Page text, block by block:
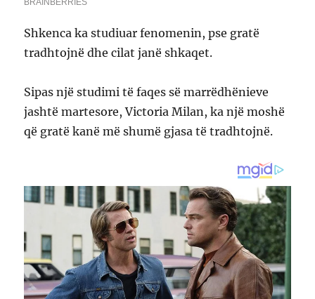
Shkenca ka studiuar fenomenin, pse gratë
tradhtojnë dhe cilat janë shkaqet.
Sipas një studimi të faqes së marrëdhënieve
jashtë martesore, Victoria Milan, ka një moshë
që gratë kanë më shumë gjasa të tradhtojnë.